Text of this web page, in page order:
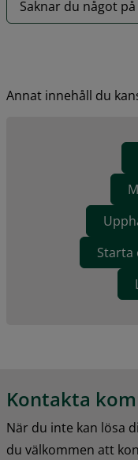
Saknar du något
Annat innehåll du
Starta
Kontakta
När du inte kan lösa
du välkommen att